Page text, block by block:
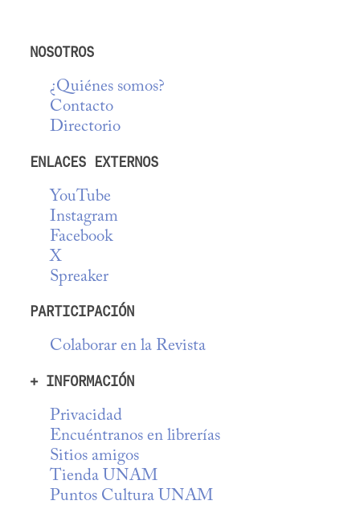
NOSOTROS
¿Quiénes somos?
Contacto
Directorio
ENLACES EXTERNOS
YouTube
Instagram
Facebook
X
Spreaker
PARTICIPACIÓN
Colaborar en la Revista
+ INFORMACIÓN
Privacidad
Encuéntranos en librerías
Sitios amigos
Tienda UNAM
Puntos Cultura UNAM